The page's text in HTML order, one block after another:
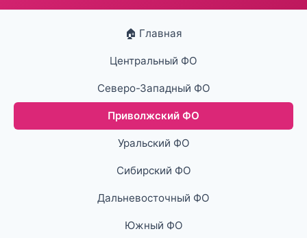
🏠 Главная
Центральный ФО
Северо-Западный ФО
Приволжский ФО
Уральский ФО
Сибирский ФО
Дальневосточный ФО
Южный ФО